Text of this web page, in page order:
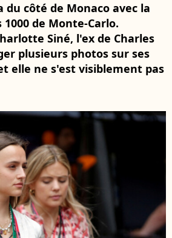
du côté de Monaco avec la
de Monte-Carlo.
Siné, l'ex de Charles
plusieurs photos sur ses
elle ne s'est visiblement pas